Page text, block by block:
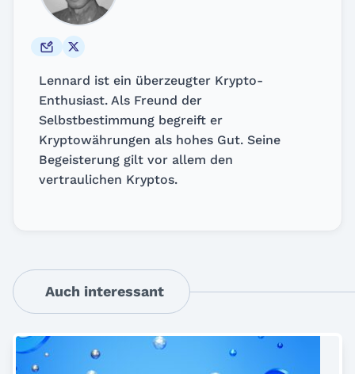
Lennard ist ein überzeugter Krypto-
Enthusiast. Als Freund der
Selbstbestimmung begreift er
Kryptowährungen als hohes Gut. Seine
Begeisterung gilt vor allem den
vertraulichen Kryptos.
Auch interessant